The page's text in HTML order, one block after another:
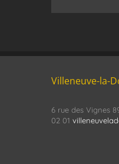
Villeneuve-la-
6 rue des Vignes
02 01